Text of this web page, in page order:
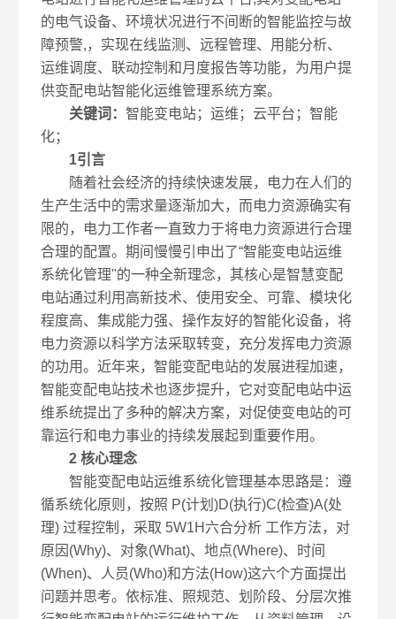
的电气设备、环境状况进行不间断的智能监控与故
障预警,，实现在线监测、远程管理、用能分析、
运维调度、联动控制和月度报告等功能，为用户提
供变配电站智能化运维管理系统方案。
关键词：智能变电站；运维；云平台；智能
化；
1引言
随着社会经济的持续快速发展，电力在人们的
生产生活中的需求量逐渐加大，而电力资源确实有
限的，电力工作者一直致力于将电力资源进行合理
合理的配置。期间慢慢引申出了“智能变电站运维
系统化管理"的一种全新理念，其核心是智慧变配
电站通过利用高新技术、使用安全、可靠、模块化
程度高、集成能力强、操作友好的智能化设备，将
电力资源以科学方法采取转变，充分发挥电力资源
的功用。近年来，智能变配电站的发展进程加速，
智能变配电站技术也逐步提升，它对变配电站中运
维系统提出了多种的解决方案，对促使变电站的可
靠运行和电力事业的持续发展起到重要作用。
2 核心理念
智能变配电站运维系统化管理基本思路是：遵
循系统化原则，按照 P(计划)D(执行)C(检查)A(处
理) 过程控制，采取 5W1H六合分析 工作方法，对
原因(Why)、对象(What)、地点(Where)、时间
(When)、人员(Who)和方法(How)这六个方面提出
问题并思考。依标准、照规范、划阶段、分层次推